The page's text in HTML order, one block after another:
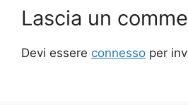
Lascia un
Devi essere connesso per